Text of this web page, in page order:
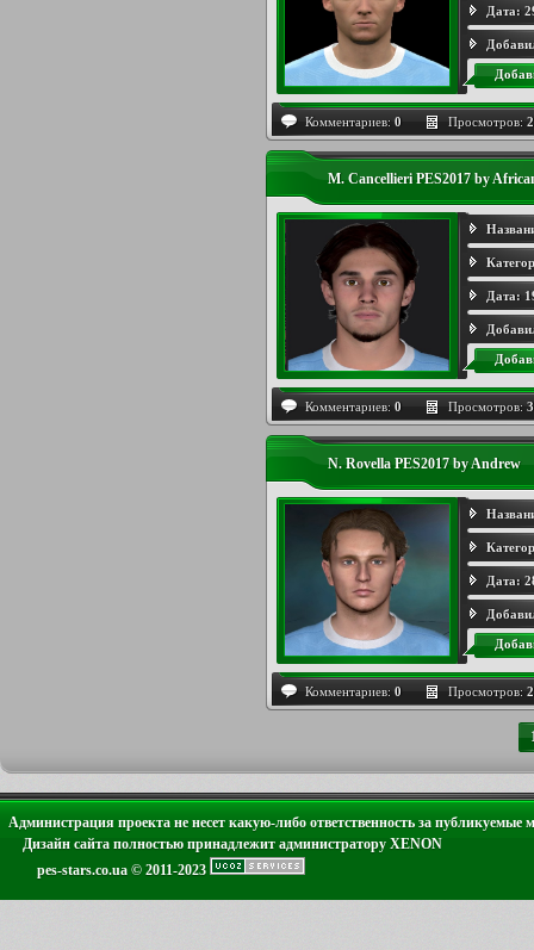
Дата:
Комментариев: 0 Просмотров:
M. Cancellieri PES2017 by
Дата:
Комментариев: 0 Просмотров:
N. Rovella PES2017 by Andrew
Дата:
Комментариев: 0 Просмотров:
Администрация проекта не несет какую-либо ответственность за публикуемые
Дизайн сайта полностью принадлежит администратору XENON
pes-stars.co.ua © 2011-2023